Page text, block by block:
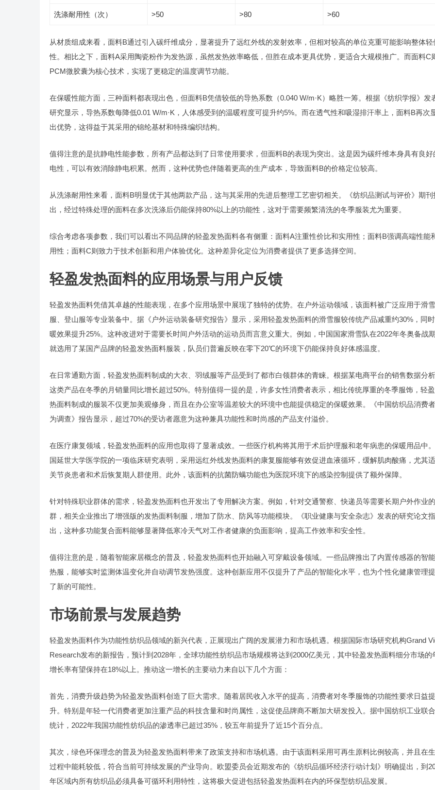
洗涤耐用性（次） >50 >80 >60
从材质组成来看，面料B通过引入碳纤维成分，显著提升了远红外线的发射效率，但相对较高的单位克重可能影响整体轻
性。相比之下，面料A采用陶瓷粉作为发热源，虽然发热效率略低，但胜在成本更具优势，更适合大规模推广。而面料C
PCM微胶囊为核心技术，实现了更稳定的温度调节功能。
在保暖性能方面，三种面料都表现出色，但面料B凭借较低的导热系数（0.040 W/m·K）略胜一筹。根据《纺织学报》发
研究显示，导热系数每降低0.01 W/m·K，人体感受到的温暖程度可提升约5%。而在透气性和吸湿排汗率上，面料B再次
出优势，这得益于其采用的锦纶基材和特殊编织结构。
值得注意的是抗静电性能参数，所有产品都达到了日常使用要求，但面料B的表现为突出。这是因为碳纤维本身具有良好
电性，可以有效消除静电积累。然而，这种优势也伴随着更高的生产成本，导致面料B的价格定位较高。
从洗涤耐用性来看，面料B明显优于其他两款产品，这与其采用的先进后整理工艺密切相关。《纺织品测试与评价》期刊
出，经过特殊处理的面料在多次洗涤后仍能保持80%以上的功能性，这对于需要频繁清洗的冬季服装尤为重要。
综合考虑各项参数，我们可以看出不同品牌的轻盈发热面料各有侧重：面料A注重性价比和实用性；面料B强调高端性能
用性；面料C则致力于技术创新和用户体验优化。这种差异化定位为消费者提供了更多选择空间。
轻盈发热面料的应用场景与用户反馈
轻盈发热面料凭借其卓越的性能表现，在多个应用场景中展现了独特的优势。在户外运动领域，该面料被广泛应用于滑雪
服、登山服等专业装备中。据《户外运动装备研究报告》显示，采用轻盈发热面料的滑雪服较传统产品减重约30%，同
暖效果提升25%。这种改进对于需要长时间户外活动的运动员而言意义重大。例如，中国国家滑雪队在2022年冬奥备战
就选用了某国产品牌的轻盈发热面料服装，队员们普遍反映在零下20℃的环境下仍能保持良好体感温度。
在日常通勤方面，轻盈发热面料制成的大衣、羽绒服等产品受到了都市白领群体的青睐。根据某电商平台的销售数据分析
这类产品在冬季的月销量同比增长超过50%。特别值得一提的是，许多女性消费者表示，相比传统厚重的冬季服饰，轻
热面料制成的服装不仅更加美观修身，而且在办公室等温差较大的环境中也能提供稳定的保暖效果。《中国纺织品消费
为调查》报告显示，超过70%的受访者愿意为这种兼具功能性和时尚感的产品支付溢价。
在医疗康复领域，轻盈发热面料的应用也取得了显著成效。一些医疗机构将其用于术后护理服和老年病患的保暖用品中
国延世大学医学院的一项临床研究表明，采用远红外线发热面料的康复服能够有效促进血液循环，缓解肌肉酸痛，尤其
关节炎患者和术后恢复期人群使用。此外，该面料的抗菌防螨功能也为医院环境下的感染控制提供了额外保障。
针对特殊职业群体的需求，轻盈发热面料也开发出了专用解决方案。例如，针对交通警察、快递员等需要长期户外作业
群，相关企业推出了增强版的发热面料制服，增加了防水、防风等功能模块。《职业健康与安全杂志》发表的研究论文指
出，这种多功能复合面料能够显著降低寒冷天气对工作者健康的负面影响，提高工作效率和安全性。
值得注意的是，随着智能家居概念的普及，轻盈发热面料也开始融入可穿戴设备领域。一些品牌推出了内置传感器的智
热服，能够实时监测体温变化并自动调节发热强度。这种创新应用不仅提升了产品的智能化水平，也为个性化健康管理
了新的可能性。
市场前景与发展趋势
轻盈发热面料作为功能性纺织品领域的新兴代表，正展现出广阔的发展潜力和市场机遇。根据国际市场研究机构Grand
Research发布的新报告，预计到2028年，全球功能性纺织品市场规模将达到2000亿美元，其中轻盈发热面料细分市场的
增长率有望保持在18%以上。推动这一增长的主要动力来自以下几个方面：
首先，消费升级趋势为轻盈发热面料创造了巨大需求。随着居民收入水平的提高，消费者对冬季服饰的功能性要求日益提
升。特别是年轻一代消费者更加注重产品的科技含量和时尚属性，这促使品牌商不断加大研发投入。据中国纺织工业联
统计，2022年我国功能性纺织品的渗透率已超过35%，较五年前提升了近15个百分点。
其次，绿色环保理念的普及为轻盈发热面料带来了政策支持和市场机遇。由于该面料采用可再生原料比例较高，并且在
过程中能耗较低，符合当前可持续发展的产业导向。欧盟委员会近期发布的《纺织品循环经济行动计划》明确提出，到
年区域内所有纺织品必须具备可循环利用特性，这将极大促进包括轻盈发热面料在内的环保型纺织品发展。